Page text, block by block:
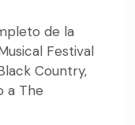
de la
Festival
Country,
a The